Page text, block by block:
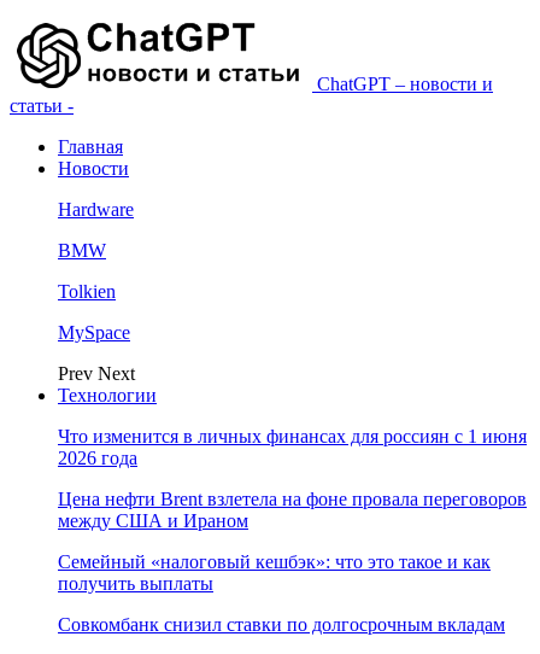
ChatGPT – новости и
статьи -
Главная
Новости
Hardware
BMW
Tolkien
MySpace
Prev Next
Технологии
Что изменится в личных финансах для россиян с 1 июня
2026 года
Цена нефти Brent взлетела на фоне провала переговоров
между США и Ираном
Семейный «налоговый кешбэк»: что это такое и как
получить выплаты
Совкомбанк снизил ставки по долгосрочным вкладам